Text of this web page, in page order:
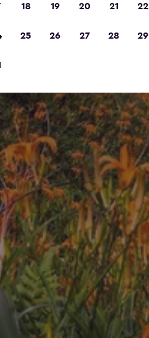
18 19 20 21 22
25 26 27 28 29